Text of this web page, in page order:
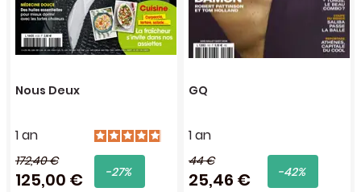
Nous Deux
1 an
172,40 €
125,00 € -27%
GQ
1 an
44 €
25,46 € -42%